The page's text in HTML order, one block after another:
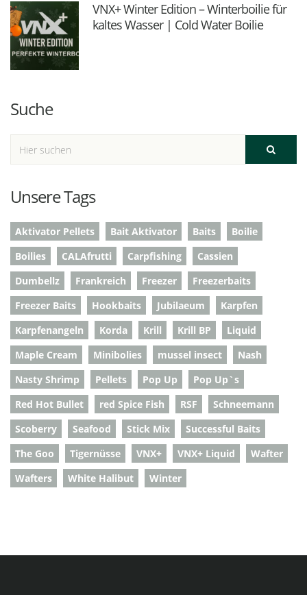
VNX+ Winter Edition – Winterboilie für
kaltes Wasser | Cold Water Boilie
Suche
Unsere Tags
Aktivator Pellets Bait Aktivator Baits
Boilie
Boilies
CALAfrutti Carpfishing
Cassien
Dumbellz
Frankreich Freezer
Freezerbaits
Freezer Baits
Hookbaits Jubilaeum
Karpfen
Karpfenangeln
Korda Krill Krill BP
Liquid
Maple Cream
Minibolies mussel insect
Nash
Nasty Shrimp
Pellets Pop Up
Pop Up`s
Red Hot Bullet
red Spice Fish RSF
Schneemann
Scoberry
Seafood Stick Mix
Successful Baits
The Goo
Tigernüsse VNX+ VNX+ Liquid
Wafter
Wafters
White Halibut Winter